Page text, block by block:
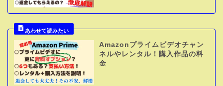
Amazonプライムビデオチャン
ネルやレンタル！購入作品の料
金